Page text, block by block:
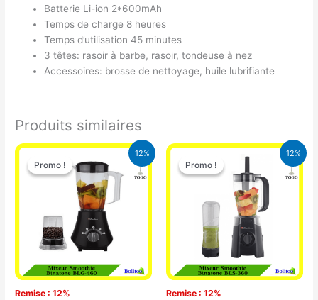
Batterie Li-ion 2*600mAh
Temps de charge 8 heures
Temps d’utilisation 45 minutes
3 têtes: rasoir à barbe, rasoir, tondeuse à nez
Accessoires: brosse de nettoyage, huile lubrifiante
Produits similaires
12%
Promo !
Remise : 12%
Promo !
Le
prix
initial
était :
25.000 CFA.
Le
prix
actuel
est :
12%
Promo !
Remise : 12%
Promo !
Le
prix
initial
était :
25.000 CFA.
Le
prix
actuel
est :